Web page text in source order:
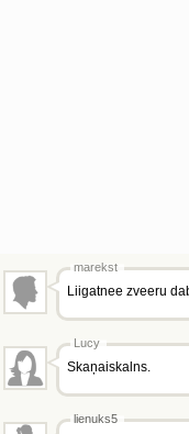
marekst
Liigatnee zveeru
Lucy
Skaņaiskalns.
lienuks5